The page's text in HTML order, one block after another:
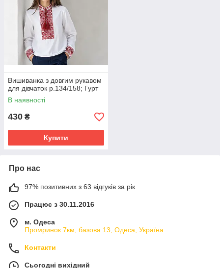
Вишиванка з довгим рукавом
для дівчаток р.134/158; Гурт
В наявності
430 ₴
Купити
Про нас
97% позитивних з 63 відгуків за рік
Працює з 30.11.2016
м. Одеса
Промринок 7км, базова 13, Одеса, Україна
Контакти
Сьогодні вихідний